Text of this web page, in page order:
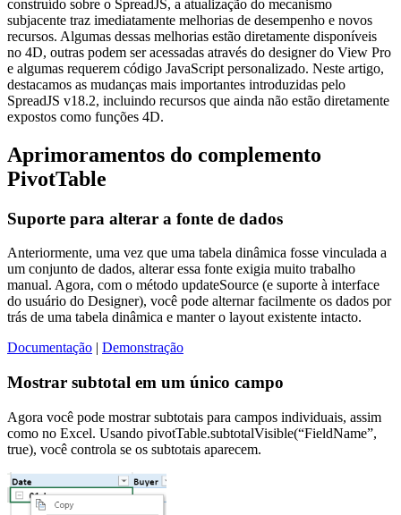
construído sobre o SpreadJS, a atualização do mecanismo
subjacente traz imediatamente melhorias de desempenho e novos
recursos. Algumas dessas melhorias estão diretamente disponíveis
no 4D, outras podem ser acessadas através do designer do View Pro
e algumas requerem código JavaScript personalizado. Neste artigo,
destacamos as mudanças mais importantes introduzidas pelo
SpreadJS v18.2, incluindo recursos que ainda não estão diretamente
expostos como funções 4D.
Aprimoramentos do complemento
PivotTable
Suporte para alterar a fonte de dados
Anteriormente, uma vez que uma tabela dinâmica fosse vinculada a
um conjunto de dados, alterar essa fonte exigia muito trabalho
manual. Agora, com o método updateSource (e suporte à interface
do usuário do Designer), você pode alternar facilmente os dados por
trás de uma tabela dinâmica e manter o layout existente intacto.
Documentação | Demonstração
Mostrar subtotal em um único campo
Agora você pode mostrar subtotais para campos individuais, assim
como no Excel. Usando pivotTable.subtotalVisible(“FieldName”,
true), você controla se os subtotais aparecem.